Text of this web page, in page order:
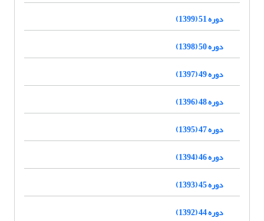
دوره 51 (1399)
دوره 50 (1398)
دوره 49 (1397)
دوره 48 (1396)
دوره 47 (1395)
دوره 46 (1394)
دوره 45 (1393)
دوره 44 (1392)